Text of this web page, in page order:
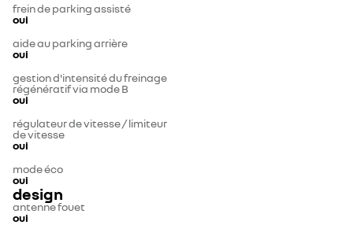
frein de parking assisté
oui
aide au parking arrière
oui
gestion d'intensité du freinage
régénératif via mode B
oui
régulateur de vitesse / limiteur
de vitesse
oui
mode éco
oui
design
antenne fouet
oui